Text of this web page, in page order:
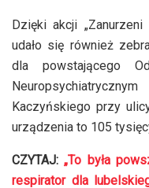
Dzięki akcji
udało się również
dla powstającego
Kaczyńskiego przy
urządzenia to 105
CZYTAJ:„To była
respirator dla